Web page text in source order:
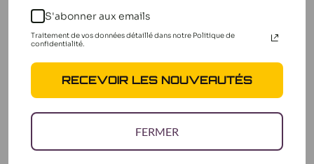
Écrire un avis
Rechercher
avis
Filtres
Trier par
S'abonner aux emails
Traitement de vos données détaillé dans notre Politique de
confidentialité.
RECEVOIR LES NOUVEAUTÉS
FERMER